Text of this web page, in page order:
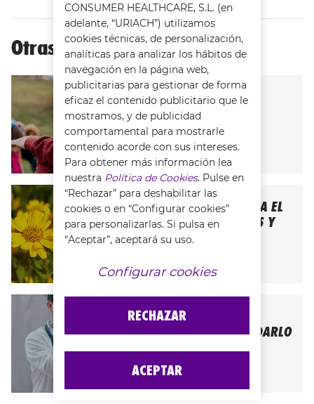
Otras categorías del blog
CONSEJOS PARA PREVENIR LAS
LESIONES MUSCULARES
SEE ALL ARTICLES
INGREDIENTES NATURALES PARA EL
MANTENIMIENTO DE MÚSCULOS Y
ARTICULACIONES
CONOCE TU CUERPO PARA CUIDARLO
SEE ALL ARTICLES
CONSUMER HEALTHCARE, S.L. (en
adelante, “URIACH”) utilizamos
cookies técnicas, de personalización,
analíticas para analizar los hábitos de
navegación en la página web,
publicitarias para gestionar de forma
eficaz el contenido publicitario que le
mostramos, y de publicidad
comportamental para mostrarle
contenido acorde con sus intereses.
Para obtener más información lea
nuestra Política de Cookies. Pulse en
“Rechazar” para deshabilitar las
cookies o en “Configurar cookies”
para personalizarlas. Si pulsa en
“Aceptar”, aceptará su uso.
Configurar cookies
RECHAZAR
ACEPTAR